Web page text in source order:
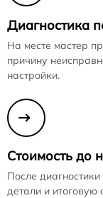
Диагностика
На месте мастер
причину
настройки.
Стоимость до
После
детали и итоговую